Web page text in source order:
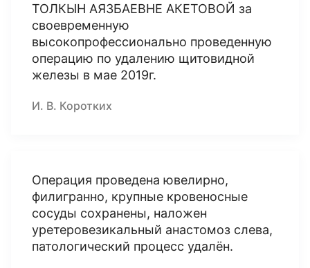
ТОЛКЫН АЯЗБАЕВНЕ АКЕТОВОЙ за
своевременную
высокопрофессионально проведенную
операцию по удалению щитовидной
железы в мае 2019г.
И. В. Коротких
Операция проведена ювелирно,
филигранно, крупные кровеносные
сосуды сохранены, наложен
уретеровезикальный анастомоз слева,
патологический процесс удалён.